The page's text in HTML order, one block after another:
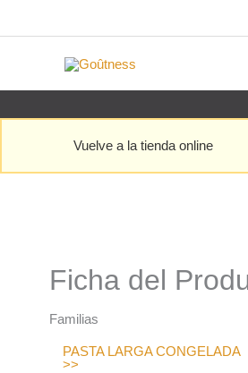
al
Vuelve a la tienda online
Ficha del
Familias
PASTA LARGA CONGELADA
>>